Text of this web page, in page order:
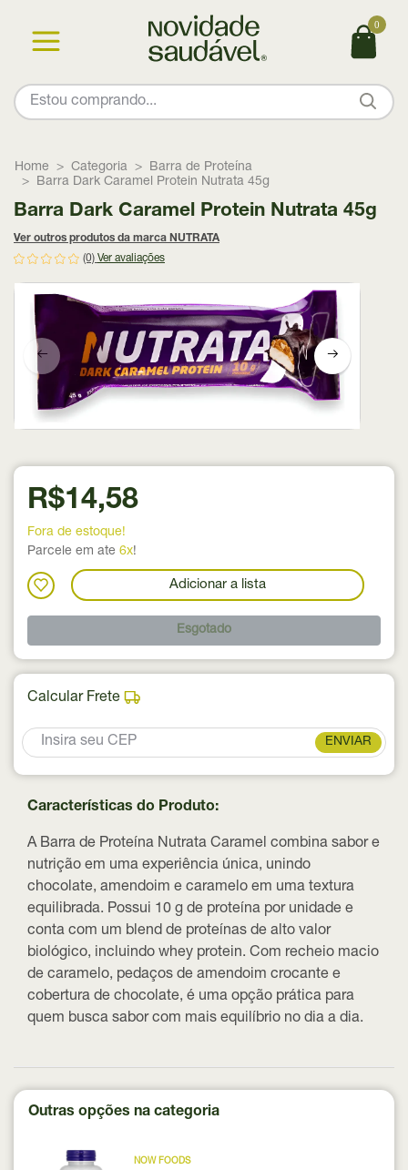
0
Home Categoria
Barra de Proteína
Barra Dark Caramel Protein Nutrata 45g
Barra Dark Caramel Protein Nutrata 45g
Ver outros produtos da marca NUTRATA
(0) Ver avaliações
R$14,58
Fora de estoque!
Parcele em ate 6x!
Adicionar a lista
Esgotado
Calcular Frete
ENVIAR
Características do Produto:
A Barra de Proteína Nutrata Caramel combina sabor e
nutrição em uma experiência única, unindo
chocolate, amendoim e caramelo em uma textura
equilibrada. Possui 10 g de proteína por unidade e
conta com um blend de proteínas de alto valor
biológico, incluindo whey protein. Com recheio macio
de caramelo, pedaços de amendoim crocante e
cobertura de chocolate, é uma opção prática para
quem busca sabor com mais equilíbrio no dia a dia.
Outras opções na categoria
NOW FOODS